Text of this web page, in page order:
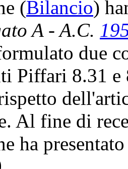
(Bilancio)
A - A.C.
due
Piffari 8.31
Al fine di
ha